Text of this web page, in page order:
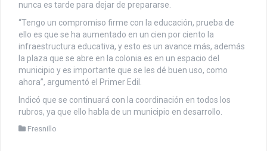
nunca es tarde para dejar de prepararse.
“Tengo un compromiso firme con la educación, prueba de
ello es que se ha aumentado en un cien por ciento la
infraestructura educativa, y esto es un avance más, además
la plaza que se abre en la colonia es en un espacio del
municipio y es importante que se les dé buen uso, como
ahora”, argumentó el Primer Edil.
Indicó que se continuará con la coordinación en todos los
rubros, ya que ello habla de un municipio en desarrollo.
Fresnillo